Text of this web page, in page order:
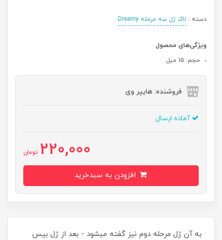
دسته : لاک ژل سه مرحله Dreamy
ویژگی‌های محصول
حجم: 15 میل
فروشنده: هایپر وی
آماده ارسال
220,000 تومان
به آن ژل مرحله دوم نيز گفته ميشود - بعد از ژل بيس